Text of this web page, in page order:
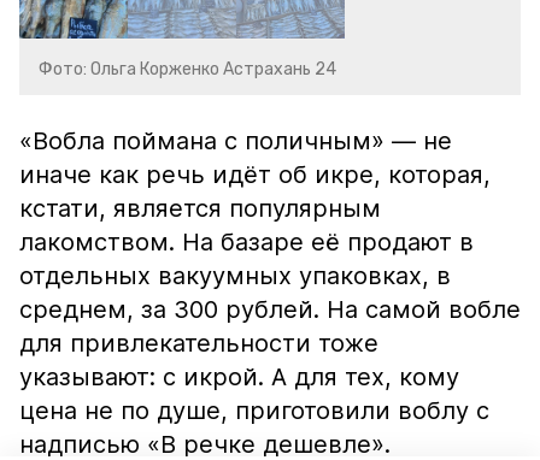
Фото: Ольга Корженко Астрахань 24
«Вобла поймана с поличным» — не
иначе как речь идёт об икре, которая,
кстати, является популярным
лакомством. На базаре её продают в
отдельных вакуумных упаковках, в
среднем, за 300 рублей. На самой вобле
для привлекательности тоже
указывают: с икрой. А для тех, кому
цена не по душе, приготовили воблу с
надписью «В речке дешевле».